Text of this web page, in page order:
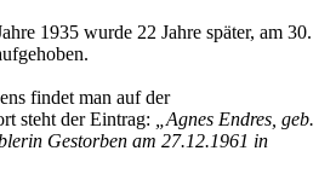
1935 wurde 22 Jahre später, am 30.
findet man auf der
steht der Eintrag:
„Agnes Endres, geb.
Gestorben am 27.12.1961 in